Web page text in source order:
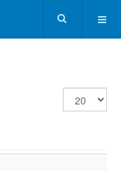
Anzeige
#